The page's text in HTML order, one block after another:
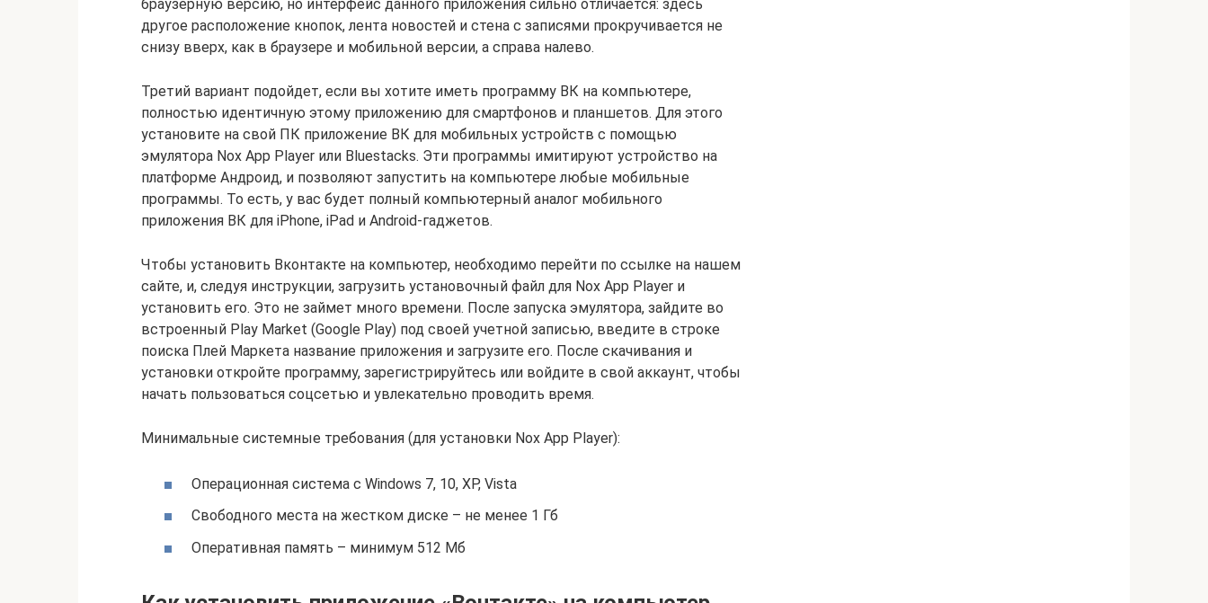
браузерную версию, но интерфейс данного приложения сильно отличается: здесь
другое расположение кнопок, лента новостей и стена с записями прокручивается не
снизу вверх, как в браузере и мобильной версии, а справа налево.
Третий вариант подойдет, если вы хотите иметь программу ВК на компьютере,
полностью идентичную этому приложению для смартфонов и планшетов. Для этого
установите на свой ПК приложение ВК для мобильных устройств с помощью
эмулятора Nox App Player или Bluestacks. Эти программы имитируют устройство на
платформе Андроид, и позволяют запустить на компьютере любые мобильные
программы. То есть, у вас будет полный компьютерный аналог мобильного
приложения ВК для iPhone, iPad и Android-гаджетов.
Чтобы установить Вконтакте на компьютер, необходимо перейти по ссылке на нашем
сайте, и, следуя инструкции, загрузить установочный файл для Nox App Player и
установить его. Это не займет много времени. После запуска эмулятора, зайдите во
встроенный Play Market (Google Play) под своей учетной записью, введите в строке
поиска Плей Маркета название приложения и загрузите его. После скачивания и
установки откройте программу, зарегистрируйтесь или войдите в свой аккаунт, чтобы
начать пользоваться соцсетью и увлекательно проводить время.
Минимальные системные требования (для установки Nox App Player):
Операционная система с Windows 7, 10, XP, Vista
Свободного места на жестком диске – не менее 1 Гб
Оперативная память – минимум 512 Мб